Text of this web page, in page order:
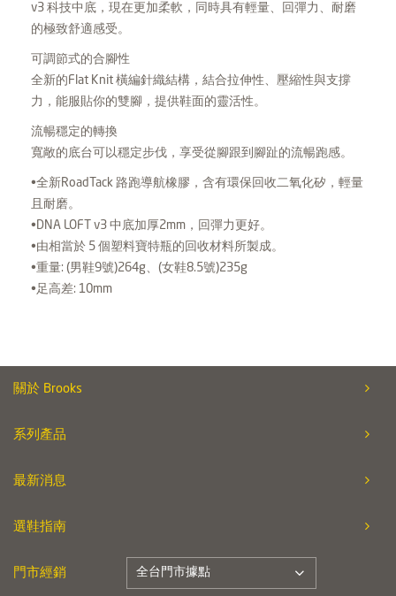
v3 科技中底，現在更加柔軟，同時具有輕量、回彈力、耐磨
的極致舒適感受。
可調節式的合腳性
全新的Flat Knit 橫編針織結構，結合拉伸性、壓縮性與支撐
力，能服貼你的雙腳，提供鞋面的靈活性。
流暢穩定的轉換
寬敞的底台可以穩定步伐，享受從腳跟到腳趾的流暢跑感。
•全新RoadTack 路跑導航橡膠，含有環保回收二氧化矽，輕量
且耐磨。
•DNA LOFT v3 中底加厚2mm，回彈力更好。
•由相當於 5 個塑料寶特瓶的回收材料所製成。
•重量: (男鞋9號)264g、(女鞋8.5號)235g
•足高差: 10mm
關於 Brooks
系列產品
最新消息
選鞋指南
門市經銷 全台門市據點